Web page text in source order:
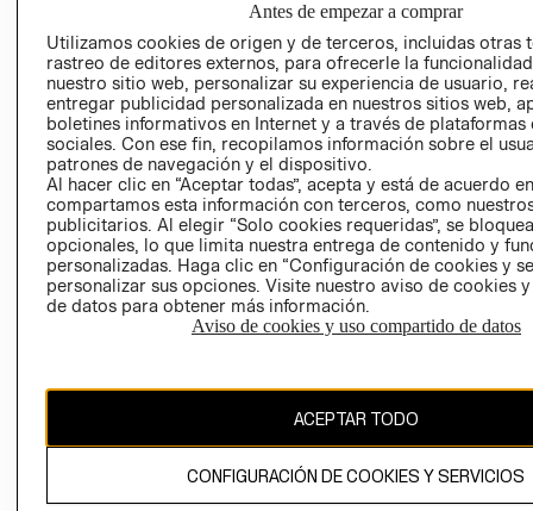
PRENSA
RELACIÓN CON
INVERSIONISTAS
POLÍTICA
EMPRESARIAL
- RETIRO EN
TIENDA
TÉRMINOS Y
CONDICIONES
PRIVACIDAD
GIFT CARD
AVISO DE
COOKIES
Uruguay ($U)
Antes de empezar a comprar
Utilizamos cookies de origen y de terceros, incluidas otras
rastreo de editores externos, para ofrecerle la
nuestro sitio web, personalizar su experiencia de usuario,
entregar publicidad personalizada en nuestros sitios web,
boletines informativos en Internet y a través de plataformas
sociales. Con ese fin, recopilamos información sobre el
patrones de navegación y el dispositivo.
Al hacer clic en “Aceptar todas”, acepta y está de acuerdo
compartamos esta información con terceros, como
publicitarios. Al elegir “Solo cookies requeridas”, se
opcionales, lo que limita nuestra entrega de contenido y
personalizadas. Haga clic en “Configuración de cookies y
personalizar sus opciones. Visite nuestro aviso de cookies
de datos para obtener más información.
Aviso de cookies y uso compartido de datos
ACEPTAR TODO
CONFIGURACIÓN DE COOKIES Y SERVICIOS